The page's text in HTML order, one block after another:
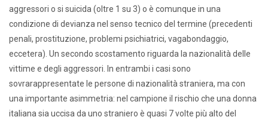
aggressori o si suicida (oltre 1 su 3) o è comunque in una
condizione di devianza nel senso tecnico del termine (precedenti
penali, prostituzione, problemi psichiatrici, vagabondaggio,
eccetera). Un secondo scostamento riguarda la nazionalità delle
vittime e degli aggressori. In entrambi i casi sono
sovrarappresentate le persone di nazionalità straniera, ma con
una importante asimmetria: nel campione il rischio che una donna
italiana sia uccisa da uno straniero è quasi 7 volte più alto del